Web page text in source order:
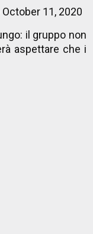
October 11, 2020
il gruppo non
aspettare che i